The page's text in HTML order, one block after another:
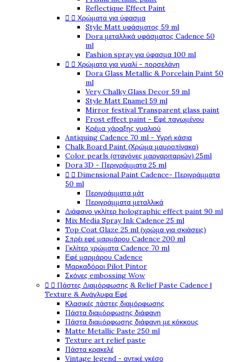
Reflectique Effect Paint
  Χρώματα για ύφασμα
Style Matt υφάσματος 59 ml
Dora μεταλλικά υφάσματος Cadence 50
ml
Fashion spray για ύφασμα 100 ml
  Χρώματα για γυαλί - πορσελάνη
Dora Glass Metallic & Porcelain Paint 50
ml
Very Chalky Glass Decor 59 ml
Style Matt Enamel 59 ml
Mirror festival Transparent glass paint
Frost effect paint - Εφέ παγωμένου
Κρέμα χάραξης γυαλιού
Antiquing Cadence 70 ml - Υγρή κάσια
Chalk Board Paint (Χρώμα μαυροπίνακα)
Color pearls (σταγόνες μαργαριταριών) 25ml
Dora 3D - Περιγράμματα 25 ml
  Dimensional Paint Cadence- Περιγράμματα
50 ml
Περιγράμματα μάτ
Περιγράμματα μεταλλικά
Διάφανο γκλίτερ holographic effect paint 90 ml
Mix Media Spray Ink Cadence 25 ml
Top Coat Glaze 25 ml (χρώμα για σκιάσεις)
Σπρέι εφέ μαρμάρου Cadence 200 ml
Γκλίτερ χρώματα Cadence 70 ml
Εφέ μαρμάρου Cadence
Μαρκαδόροι Pilot Pintor
Σκόνες embossing Wow
  Πάστες Διαμόρφωσης & Relief Paste Cadence |
Texture & Ανάγλυφα Εφέ
Κλασικές πάστες διαμόρφωσης
Πάστα διαμόρφωσης διάφανη
Πάστα διαμόρφωσης διάφανη με κόκκους
Matte Metallic Paste 250 ml
Texture art relief paste
Πάστα κρακελέ
Vintage legend - αντικέ γκέσο